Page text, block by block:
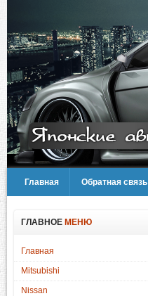
Главная Обратная связь
ГЛАВНОЕ МЕНЮ
Главная
Mitsubishi
Nissan